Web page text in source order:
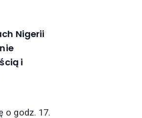
Nigerii
i
o godz. 17.